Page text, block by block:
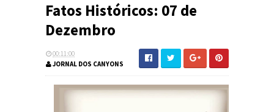
Fatos Históricos: 07 de
Dezembro
00:11:00
JORNAL DOS CANYONS